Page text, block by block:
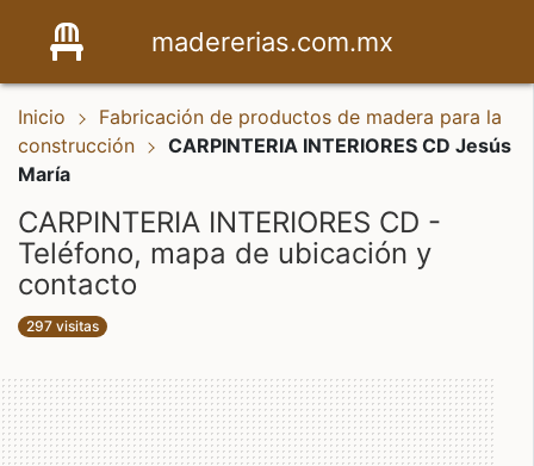
madererias.com.mx
Inicio
Fabricación de productos de madera para la
construcción
CARPINTERIA INTERIORES CD Jesús
María
CARPINTERIA INTERIORES CD -
Teléfono, mapa de ubicación y
contacto
297 visitas